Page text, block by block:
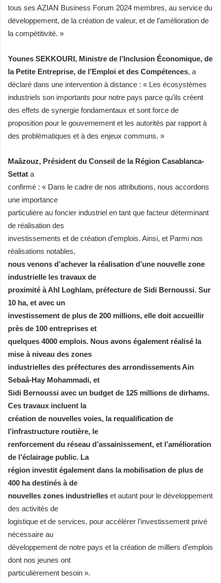
tous ses AZIAN Business Forum 2024 membres, au service du
développement, de la création de valeur, et de l’amélioration de
la compétitivité. »
Younes SEKKOURI, Ministre de l’Inclusion Économique, de
la Petite Entreprise, de l’Emploi et des Compétences, a
déclaré dans une intervention à distance : « Les écosystèmes
industriels son importants pour notre pays parce qu’ils créent
des effets de synergie fondamentaux et sont force de
proposition pour le gouvernement et les autorités par rapport à
des problématiques et à des enjeux communs. »
Maâzouz, Président du Conseil de la Région Casablanca-
Settat a
confirmé : « Dans le cadre de nos attributions, nous accordons
une importance
particulière au foncier industriel en tant que facteur déterminant
de réalisation des
investissements et de création d’emplois. Ainsi, et Parmi nos
réalisations notables,
nous venons d’achever la réalisation d’une nouvelle zone
industrielle les travaux de
proximité à Ahl Loghlam, préfecture de Sidi Bernoussi. Sur
10 ha, et avec un
investissement de plus de 200 millions, elle doit accueillir
près de 100 entreprises et
quelques 4000 emplois. Nous avons également réalisé la
mise à niveau des zones
industrielles des préfectures des arrondissements Ain
Sebaâ-Hay Mohammadi, et
Sidi Bernoussi avec un budget de 125 millions de dirhams.
Ces travaux incluent la
création de nouvelles voies, la requalification de
l’infrastructure routière, le
renforcement du réseau d’assainissement, et l’amélioration
de l’éclairage public. La
région investit également dans la mobilisation de plus de
400 ha destinés à de
nouvelles zones industrielles et autant pour le développement
des activités de
logistique et de services, pour accélérer l’investissement privé
nécessaire au
développement de notre pays et la création de milliers d’emplois
dont nos jeunes ont
particulièrement besoin ».